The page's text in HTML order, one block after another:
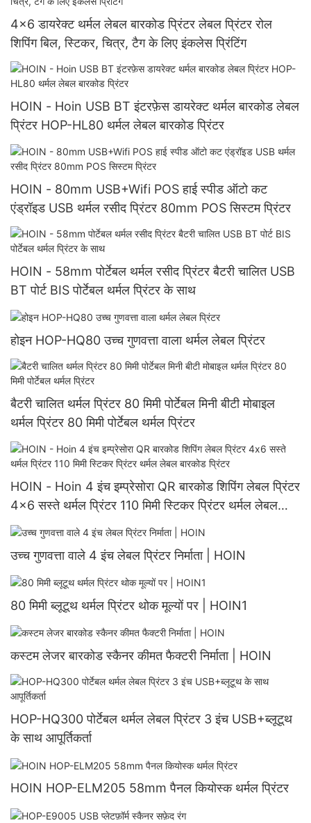
4x6 डायरेक्ट थर्मल लेबल बारकोड प्रिंटर लेबल प्रिंटर रोल
शिपिंग बिल, स्टिकर, चित्र, टैग के लिए इंकलेस प्रिंटिंग
HOIN - Hoin USB BT इंटरफ़ेस डायरेक्ट थर्मल बारकोड लेबल
प्रिंटर HOP-HL80 थर्मल लेबल बारकोड प्रिंटर
HOIN - 80mm USB+Wifi POS हाई स्पीड ऑटो कट
एंड्रॉइड USB थर्मल रसीद प्रिंटर 80mm POS सिस्टम प्रिंटर
HOIN - 58mm पोर्टेबल थर्मल रसीद प्रिंटर बैटरी चालित USB
BT पोर्ट BIS पोर्टेबल थर्मल प्रिंटर के साथ
होइन HOP-HQ80 उच्च गुणवत्ता वाला थर्मल लेबल प्रिंटर
बैटरी चालित थर्मल प्रिंटर 80 मिमी पोर्टेबल मिनी बीटी मोबाइल
थर्मल प्रिंटर 80 मिमी पोर्टेबल थर्मल प्रिंटर
HOIN - Hoin 4 इंच इम्प्रेसोरा QR बारकोड शिपिंग लेबल प्रिंटर
4x6 सस्ते थर्मल प्रिंटर 110 मिमी स्टिकर प्रिंटर थर्मल लेबल
बारकोड प्रिंटर
उच्च गुणवत्ता वाले 4 इंच लेबल प्रिंटर निर्माता | HOIN
80 मिमी ब्लूटूथ थर्मल प्रिंटर थोक मूल्यों पर | HOIN1
कस्टम लेजर बारकोड स्कैनर कीमत फैक्टरी निर्माता | HOIN
HOP-HQ300 पोर्टेबल थर्मल लेबल प्रिंटर 3 इंच USB+ब्लूटूथ
के साथ आपूर्तिकर्ता
HOIN HOP-ELM205 58mm पैनल कियोस्क थर्मल प्रिंटर